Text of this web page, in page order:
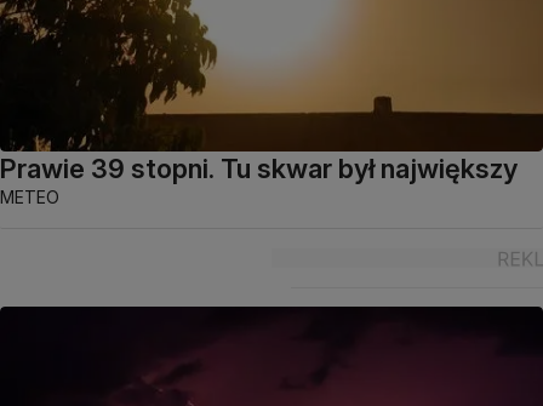
Prawie 39 stopni. Tu skwar był największy
METEO